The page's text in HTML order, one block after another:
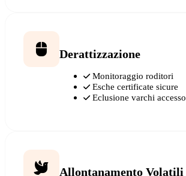
Derattizzazione
Monitoraggio roditori
Esche certificate sicure
Eclusione varchi accesso
Allontanamento Volatili